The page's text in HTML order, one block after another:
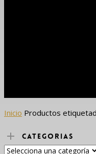
Inicio Productos
CATEGORIAS